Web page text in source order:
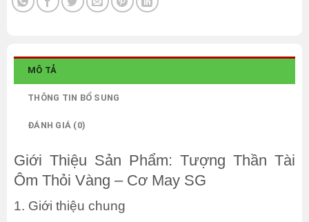
MÔ TẢ
THÔNG TIN BỔ SUNG
ĐÁNH GIÁ (0)
Giới Thiệu Sản Phẩm: Tượng Thần Tài
Ôm Thỏi Vàng – Cơ May SG
1. Giới thiệu chung